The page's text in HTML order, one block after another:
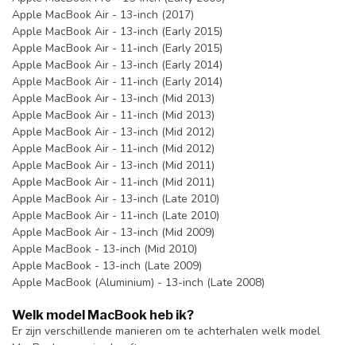
Apple MacBook Air - 13-inch (2017)
Apple MacBook Air - 13-inch (Early 2015)
Apple MacBook Air - 11-inch (Early 2015)
Apple MacBook Air - 13-inch (Early 2014)
Apple MacBook Air - 11-inch (Early 2014)
Apple MacBook Air - 13-inch (Mid 2013)
Apple MacBook Air - 11-inch (Mid 2013)
Apple MacBook Air - 13-inch (Mid 2012)
Apple MacBook Air - 11-inch (Mid 2012)
Apple MacBook Air - 13-inch (Mid 2011)
Apple MacBook Air - 11-inch (Mid 2011)
Apple MacBook Air - 13-inch (Late 2010)
Apple MacBook Air - 11-inch (Late 2010)
Apple MacBook Air - 13-inch (Mid 2009)
Apple MacBook - 13-inch (Mid 2010)
Apple MacBook - 13-inch (Late 2009)
Apple MacBook (Aluminium) - 13-inch (Late 2008)
Welk model MacBook heb ik?
Er zijn verschillende manieren om te achterhalen welk model